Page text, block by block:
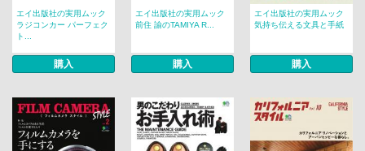
エイ出版社の実用ムック
ラジコンカー パーフェク
ト...
購入
エイ出版社の実用ムック
前住 諭のTAMIYA R...
購入
エイ出版社の実用ムック
気持ち伝える文具と手紙
購入